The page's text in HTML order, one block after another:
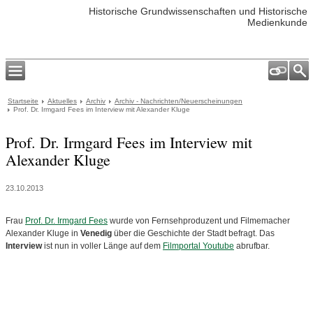
Historische Grundwissenschaften und Historische
Medienkunde
Startseite Aktuelles Archiv
Archiv - Nachrichten/Neuerscheinungen
Prof. Dr. Irmgard Fees im Interview mit Alexander Kluge
Prof. Dr. Irmgard Fees im Interview mit
Alexander Kluge
23.10.2013
Frau Prof. Dr. Irmgard Fees wurde von Fernsehproduzent und Filmemacher
Alexander Kluge in Venedig über die Geschichte der Stadt befragt. Das
Interviewist nun in voller Länge auf dem Filmportal Youtube abrufbar.